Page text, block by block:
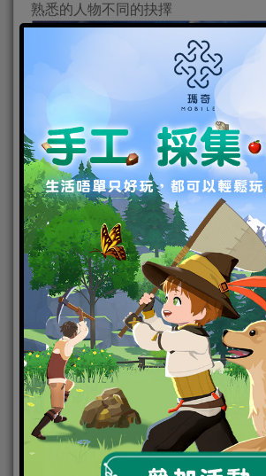
熟悉的人物不同的抉擇
執子之手寫下不朽的傳說。
執子之手許下守護的星念。
《軒轅劍外傳穹之扉》上市兩週銷量